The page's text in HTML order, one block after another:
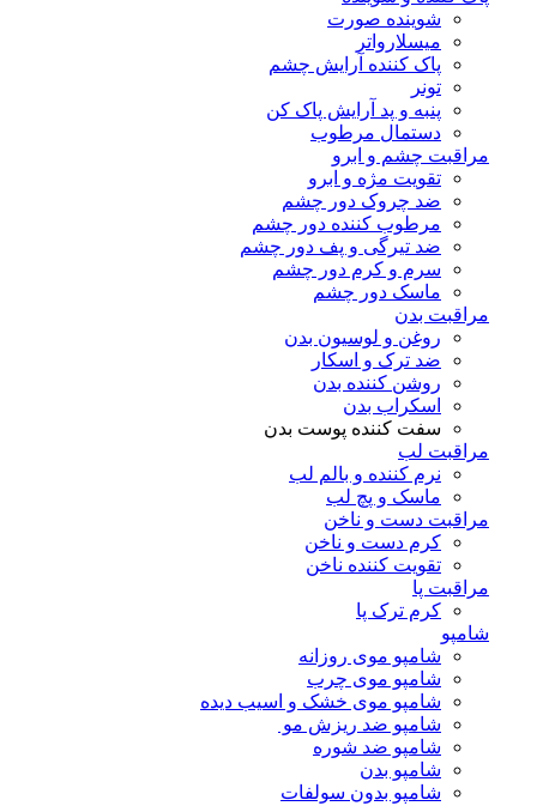
شوینده صورت
میسلارواتر
پاک کننده آرایش چشم
تونر
پنبه و پد آرایش پاک کن
دستمال مرطوب
مراقبت چشم و ابرو
تقویت مژه و ابرو
ضد چروک دور چشم
مرطوب کننده دور چشم
ضد تیرگی و پف دور چشم
سرم و کرم دور چشم
ماسک دور چشم
مراقبت بدن
روغن و لوسیون بدن
ضد ترک و اسکار
روشن کننده بدن
اسکراب بدن
سفت کننده پوست بدن
مراقبت لب
نرم کننده و بالم لب
ماسک و پچ لب
مراقبت دست و ناخن
کرم دست و ناخن
تقویت کننده ناخن
مراقبت پا
کرم ترک پا
شامپو
شامپو موی روزانه
شامپو موی چرب
شامپو موی خشک و اسیب دیده
شامپو ضد ریزش مو
شامپو ضد شوره
شامپو بدن
شامپو بدون سولفات